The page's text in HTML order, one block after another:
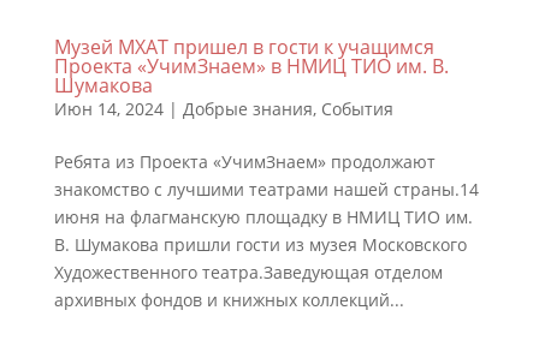
Музей МХАТ пришел в гости к учащимся
Проекта «УчимЗнаем» в НМИЦ ТИО им. В.
Шумакова
Июн 14, 2024| Добрые знания, События
Ребята из Проекта «УчимЗнаем» продолжают
знакомство с лучшими театрами нашей страны.14
июня на флагманскую площадку в НМИЦ ТИО им.
В. Шумакова пришли гости из музея Московского
Художественного театра.Заведующая отделом
архивных фондов и книжных коллекций...